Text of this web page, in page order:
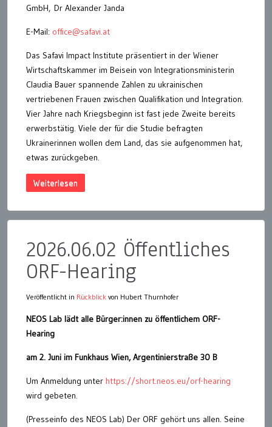
GmbH, Dr Alexander Janda
E-Mail: office@safavi.at
Das Safavi Impact Institute präsentiert in der Wiener
Wirtschaftskammer im Beisein von Integrationsministerin
Claudia Bauer spannende Zahlen zu ukrainischen
vertriebenen Frauen zwischen Qualifikation und Integration.
Vier Jahre nach Kriegsbeginn ist fast jede Zweite bereits
erwerbstätig. Viele der für die Studie befragten
Ukrainerinnen wollen dem Land, das sie aufgenommen hat,
etwas zurückgeben.
Weiterlesen
2026.06.02 Öffentliches
ORF-Hearing
Veröffentlicht in Rückblick von Hubert Thurnhofer
NEOS Lab lädt alle Bürger:innen zu öffentlichem ORF-
Hearing
am 2. Juni im Funkhaus Wien, Argentinierstraße 30 B
Um Anmeldung unter https://short.neos.eu/orf-hearing
wird gebeten.
(Presseinfo des NEOS Lab) Der ORF gehört uns allen. Seine